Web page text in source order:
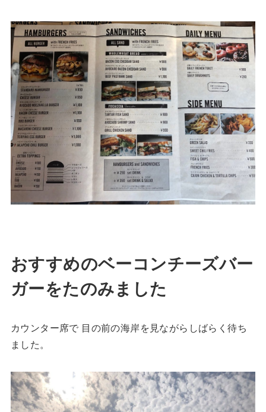
おすすめのベーコンチーズバー
ガーをたのみました
カウンター席で 目の前の海岸を見ながらしばらく待ち
ました。